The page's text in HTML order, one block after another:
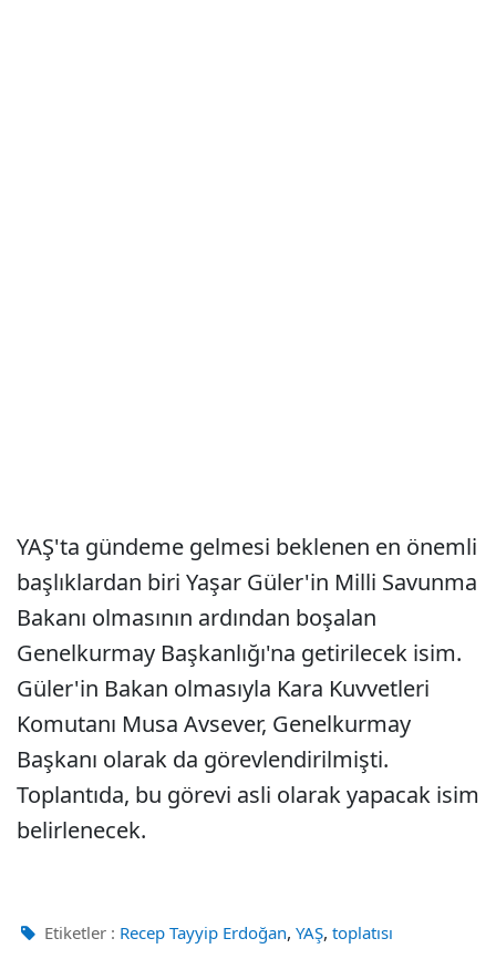
YAŞ'ta gündeme gelmesi beklenen en önemli
başlıklardan biri Yaşar Güler'in Milli Savunma
Bakanı olmasının ardından boşalan
Genelkurmay Başkanlığı'na getirilecek isim.
Güler'in Bakan olmasıyla Kara Kuvvetleri
Komutanı Musa Avsever, Genelkurmay
Başkanı olarak da görevlendirilmişti.
Toplantıda, bu görevi asli olarak yapacak isim
belirlenecek.
Etiketler : Recep Tayyip Erdoğan, YAŞ, toplatısı